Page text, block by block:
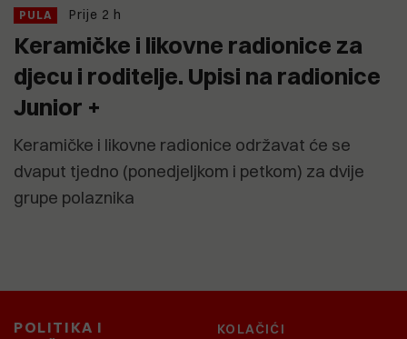
PULA Prije 2 h
Keramičke i likovne radionice za
djecu i roditelje. Upisi na radionice
Junior +
Keramičke i likovne radionice održavat će se
dvaput tjedno (ponedjeljkom i petkom) za dvije
grupe polaznika
POLITIKA I
KOLAČIĆI